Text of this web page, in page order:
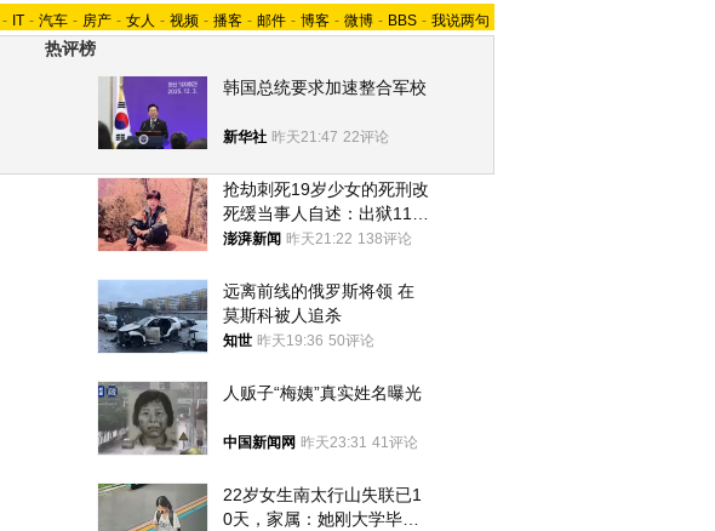
- IT - 汽车 - 房产 - 女人 - 视频 - 播客 - 邮件 - 博客 - 微博 - BBS - 我说两句
热评榜
韩国总统要求加速整合军校
新华社 昨天21:47 22评论
抢劫刺死19岁少女的死刑改
死缓当事人自述：出狱11年
间始终刻意躲避被害人家属
澎湃新闻 昨天21:22 138评论
远离前线的俄罗斯将领 在
莫斯科被人追杀
知世 昨天19:36 50评论
人贩子“梅姨”真实姓名曝光
中国新闻网 昨天23:31 41评论
22岁女生南太行山失联已1
0天，家属：她刚大学毕业